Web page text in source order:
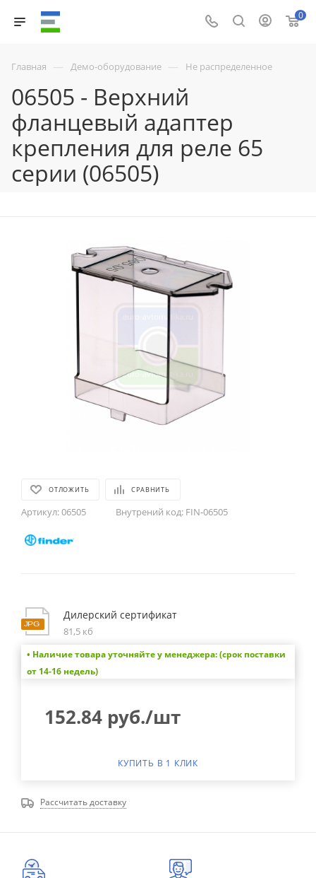
0
Главная — Демо-оборудование — Не распределенное
06505 - Верхний
фланцевый адаптер
крепления для реле 65
серии (06505)
ОТЛОЖИТЬ СРАВНИТЬ
Артикул:06505 Внутрений код: FIN-06505
Дилерский сертификат
81,5 кб
• Наличие товара уточняйте у менеджера: (срок поставки
от 14-16 недель)
152.84 руб./шт
КУПИТЬ В 1 КЛИК
Рассчитать доставку